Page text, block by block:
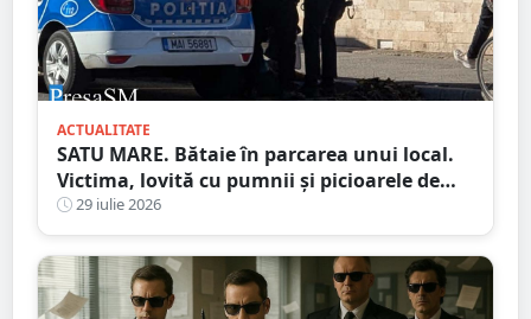
ACTUALITATE
SATU MARE. Bătaie în parcarea unui local.
Victima, lovită cu pumnii și picioarele de
trei agresori
29 iulie 2026